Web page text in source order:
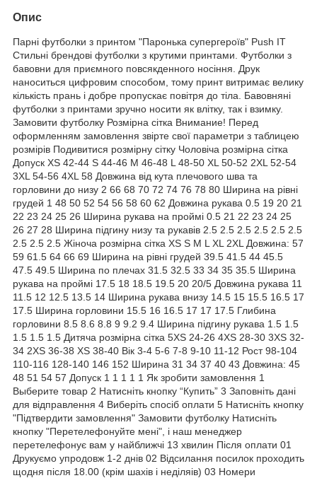
Опис
Парні футболки з принтом "Паронька супергероїв" Push IT
Стильні брендові футболки з крутими принтами. Футболки з
бавовни для приємного повсякденного носіння. Друк
наноситься цифровим способом, тому принт витримає велику
кількість прань і добре пропускає повітря до тіла. Бавовняні
футболки з принтами зручно носити як влітку, так і взимку.
Замовити футболку Розмірна сітка Внимание! Перед
оформленням замовлення звірте свої параметри з таблицею
розмірів Подивитися розмірну сітку Чоловіча розмірна сітка
Допуск XS 42-44 S 44-46 M 46-48 L 48-50 XL 50-52 2XL 52-54
3XL 54-56 4XL 58 Довжина від кута плечового шва та
горловини до низу 2 66 68 70 72 74 76 78 80 Ширина на рівні
грудей 1 48 50 52 54 56 58 60 62 Довжина рукава 0.5 19 20 21
22 23 24 25 26 Ширина рукава на проймі 0.5 21 22 23 24 25
26 27 28 Ширина підгину низу та рукавів 2.5 2.5 2.5 2.5 2.5 2.5
2.5 2.5 2.5 Жіноча розмірна сітка XS S M L XL 2XL Довжина: 57
59 61.5 64 66 69 Ширина на рівні грудей 39.5 41.5 44 45.5
47.5 49.5 Ширина по плечах 31.5 32.5 33 34 35 35.5 Ширина
рукава на проймі 17.5 18 18.5 19.5 20 20/5 Довжина рукава 11
11.5 12 12.5 13.5 14 Ширина рукава внизу 14.5 15 15.5 16.5 17
17.5 Ширина горловини 15.5 16 16.5 17 17 17.5 Глибина
горловини 8.5 8.6 8.8 9 9.2 9.4 Ширина підгину рукава 1.5 1.5
1.5 1.5 1.5 Дитяча розмірна сітка 5XS 24-26 4XS 28-30 3XS 32-
34 2XS 36-38 XS 38-40 Вік 3-4 5-6 7-8 9-10 11-12 Рост 98-104
110-116 128-140 146 152 Ширина 31 34 37 40 43 Довжина: 45
48 51 54 57 Допуск 1 1 1 1 1 Як зробити замовлення 1
Выберите товар 2 Натисніть кнопку “Купить” 3 Заповніть дані
для відправлення 4 Виберіть спосіб оплати 5 Натисніть кнопку
"Підтвердити замовлення" Замовити футболку Натисніть
кнопку "Перетелефонуйте мені", і наш менеджер
перетелефонує вам у найближчі 13 хвилин Після оплати 01
Друкуємо упродовж 1-2 днів 02 Відсилання посилок проходить
щодня після 18.00 (крім шахів і неділяів) 03 Номери